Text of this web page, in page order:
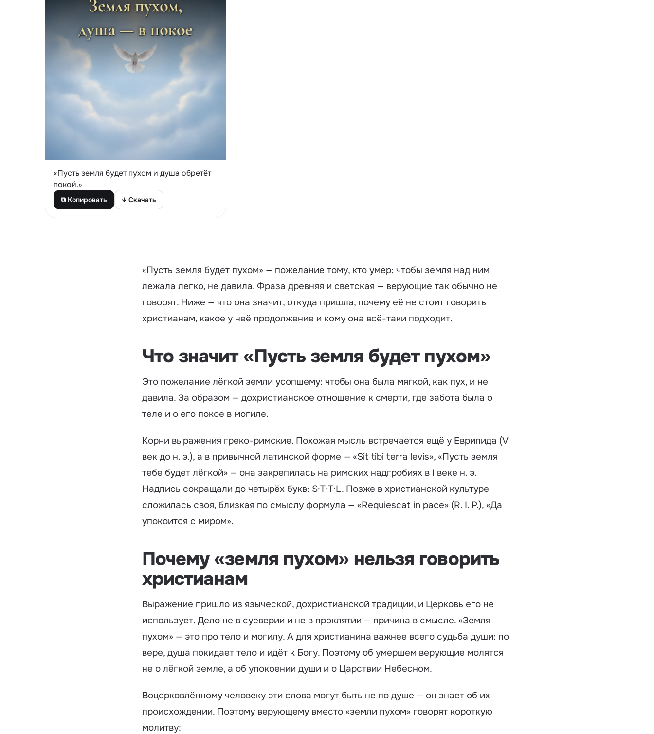
«Пусть земля будет пухом и душа обретёт
покой.»
⧉ Копировать ↓ Скачать
«Пусть земля будет пухом» — пожелание тому, кто умер: чтобы земля над ним
лежала легко, не давила. Фраза древняя и светская — верующие так обычно не
говорят. Ниже — что она значит, откуда пришла, почему её не стоит говорить
христианам, какое у неё продолжение и кому она всё-таки подходит.
Что значит «Пусть земля будет пухом»
Это пожелание лёгкой земли усопшему: чтобы она была мягкой, как пух, и не
давила. За образом — дохристианское отношение к смерти, где забота была о
теле и о его покое в могиле.
Корни выражения греко-римские. Похожая мысль встречается ещё у Еврипида (V
век до н. э.), а в привычной латинской форме — «Sit tibi terra levis», «Пусть земля
тебе будет лёгкой» — она закрепилась на римских надгробиях в I веке н. э.
Надпись сокращали до четырёх букв: S·T·T·L. Позже в христианской культуре
сложилась своя, близкая по смыслу формула — «Requiescat in pace» (R. I. P.), «Да
упокоится с миром».
Почему «земля пухом» нельзя говорить
христианам
Выражение пришло из языческой, дохристианской традиции, и Церковь его не
использует. Дело не в суеверии и не в проклятии — причина в смысле. «Земля
пухом» — это про тело и могилу. А для христианина важнее всего судьба души: по
вере, душа покидает тело и идёт к Богу. Поэтому об умершем верующие молятся
не о лёгкой земле, а об упокоении души и о Царствии Небесном.
Воцерковлённому человеку эти слова могут быть не по душе — он знает об их
происхождении. Поэтому верующему вместо «земли пухом» говорят короткую
молитву: